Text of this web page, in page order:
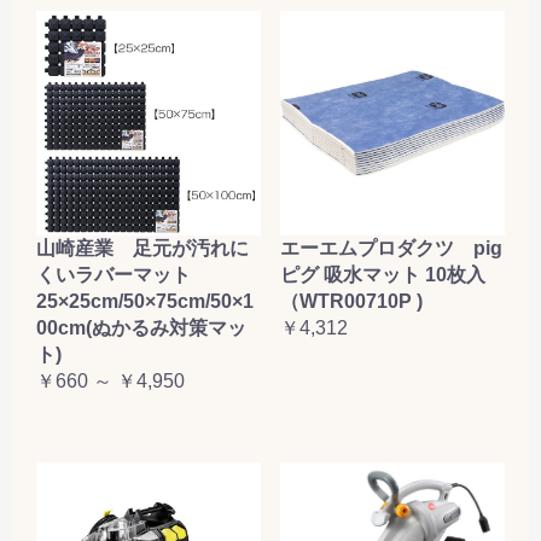
山崎産業 足元が汚れに
くいラバーマット
25×25cm/50×75cm/50×1
00cm(ぬかるみ対策マッ
ト)
￥660 ～ ￥4,950
エーエムプロダクツ pig
ピグ 吸水マット 10枚入
（WTR00710P )
￥4,312